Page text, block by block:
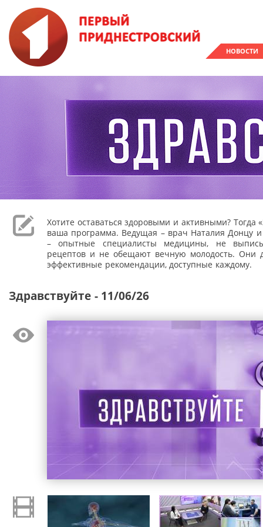
НОВОСТИ
Хотите оставаться здоровыми и активными? Тогда
ваша программа. Ведущая – врач Наталия Донцу и
– опытные специалисты медицины, не
рецептов и не обещают вечную молодость. Они
эффективные рекомендации, доступные каждому.
Здравствуйте - 11/06/26